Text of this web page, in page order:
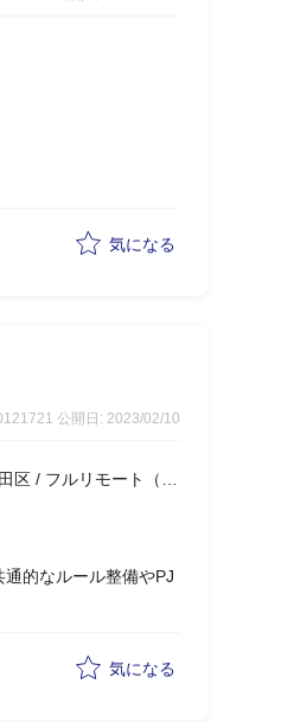
気になる
公開日: 2023/02/10
区 / フルリモート（在
的なルール整備やPJ
気になる